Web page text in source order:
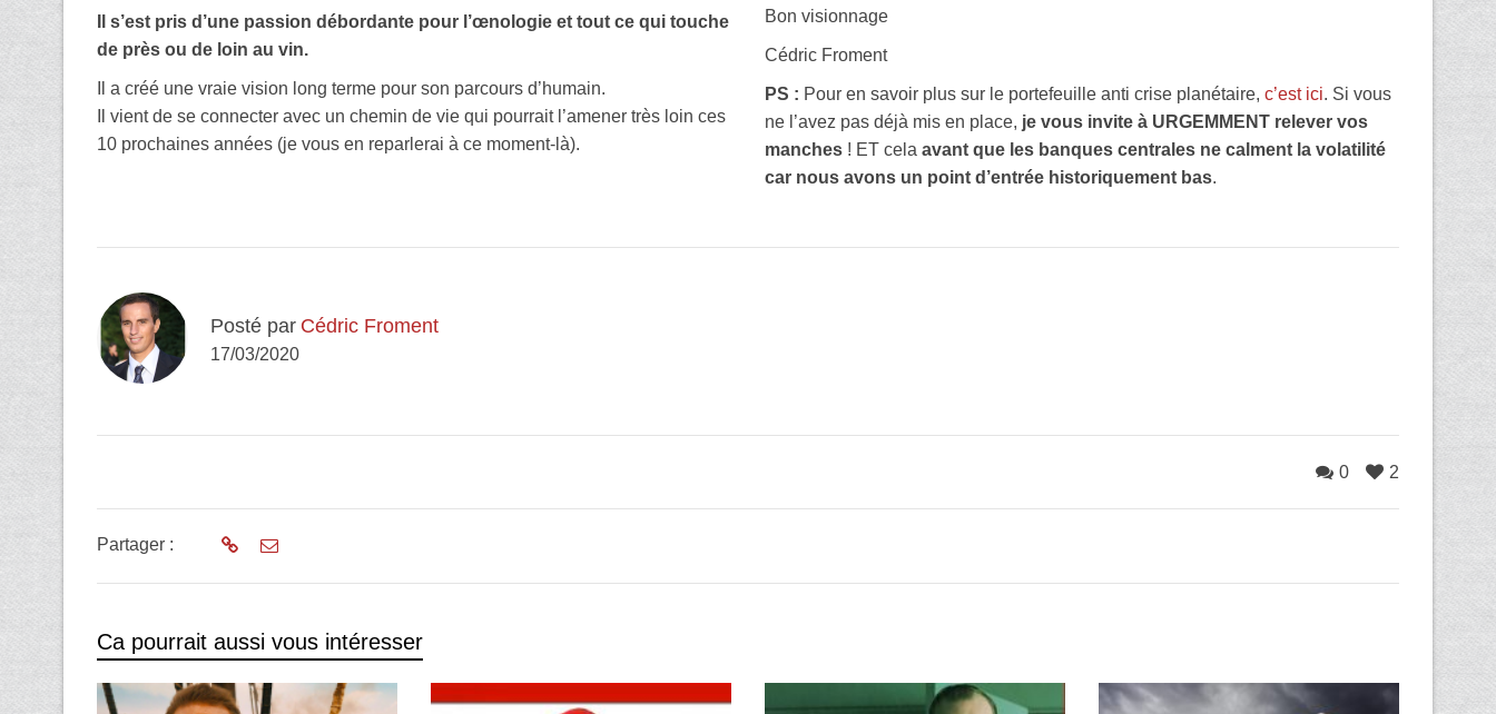
Il s’est pris d’une passion débordante pour l’œnologie et tout ce qui touche
de près ou de loin au vin.
Il a créé une vraie vision long terme pour son parcours d’humain.
Il vient de se connecter avec un chemin de vie qui pourrait l’amener très loin ces
10 prochaines années (je vous en reparlerai à ce moment-là).
Bon visionnage
Cédric Froment
PS : Pour en savoir plus sur le portefeuille anti crise planétaire, c’est ici. Si vous
ne l’avez pas déjà mis en place, je vous invite à URGEMMENT relever vos
manches ! ET cela avant que les banques centrales ne calment la volatilité
car nous avons un point d’entrée historiquement bas.
Posté par Cédric Froment
17/03/2020
2
0
Partager :
Ca pourrait aussi vous intéresser